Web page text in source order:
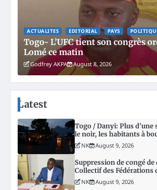
ACTUALITES EDITORIAL PAYS
Togo- L’UFC tient son congrès
Lomé ce matin
Godfrey AKPA August 8, 2026
Latest
Togo / Danyi: Plus d’une
le noir, les habitants à
NK August 9, 2026
Suppression de congé de
Collectif des Fédérations
des Enseignants du Togo
créneau
NK August 9, 2026